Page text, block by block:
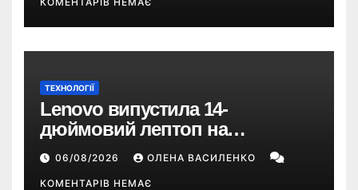
ТЕХНОЛОГІЇ
Lenovo випустила 14-
дюймовий лептоп на
Snapdragon X2 з автономністю
понад 33 години
06/08/2026 ОЛЕНА ВАСИЛЕНКО
КОМЕНТАРІВ НЕМАЄ